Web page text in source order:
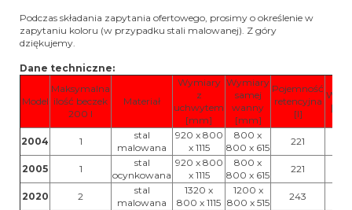
Podczas składania zapytania ofertowego, prosimy o określenie w
zapytaniu koloru (w przypadku stali malowanej). Z góry
dziękujemy.
Dane techniczne:
Model
Maksymalna
ilość beczek
200 l
Materiał
Wymiary
z
uchwytem
[mm]
Wymiary
samej
wanny
[mm]
Pojemność
retencyjna
[l]
Waga
[kg]
2004 1
stal
malowana
920 x 800
x 1115
800 x
800 x 615
221
2005 1
stal
ocynkowana
920 x 800
x 1115
800 x
800 x 615
221
2020 2
stal
malowana
1320 x
800 x 1115
1200 x
800 x 515
243